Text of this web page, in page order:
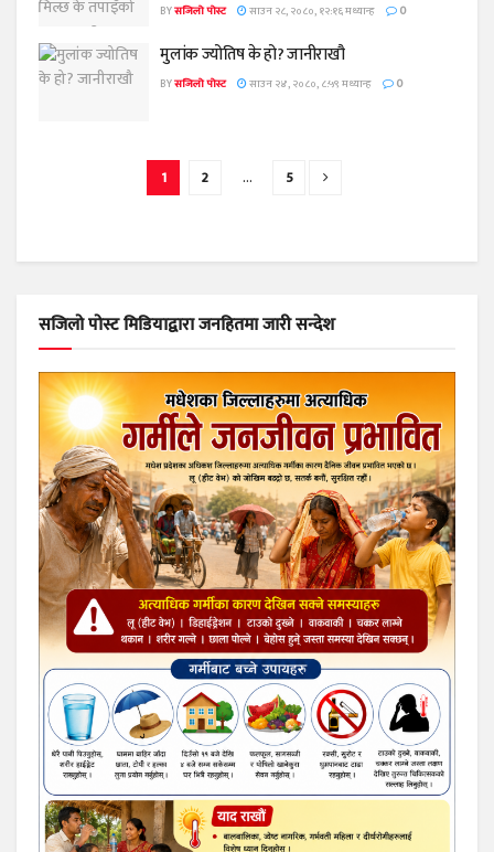
BYसजिलो पोस्ट साउन २८, २०८०, १२:१६ मध्यान्ह 0
मुलांक ज्योतिष के हो? जानीराखौ
BYसजिलो पोस्ट साउन २४, २०८०, ८:५९ मध्यान्ह 0
1 2 … 5
सजिलो पोस्ट मिडियाद्वारा जनहितमा जारी सन्देश